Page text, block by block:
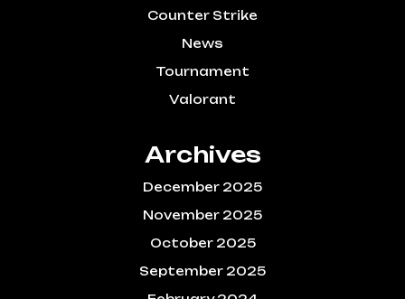
Counter Strike
News
Tournament
Valorant
Archives
December 2025
November 2025
October 2025
September 2025